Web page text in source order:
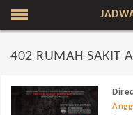
402 RUMAH SAKIT